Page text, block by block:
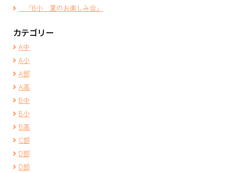
「B小 夏のお楽しみ会」
カテゴリー
A中
A小
A部
A高
B中
B小
B高
C部
D部
D部